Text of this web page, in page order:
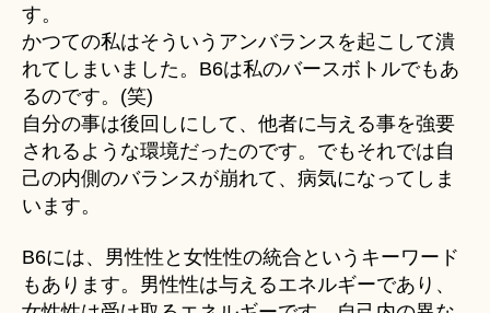
す。
かつての私はそういうアンバランスを起こして潰
れてしまいました。B6は私のバースボトルでもあ
るのです。(笑)
自分の事は後回しにして、他者に与える事を強要
されるような環境だったのです。でもそれでは自
己の内側のバランスが崩れて、病気になってしま
います。
B6には、男性性と女性性の統合というキーワード
もあります。男性性は与えるエネルギーであり、